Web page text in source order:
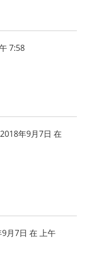
7:58
2018年9月7日 在
月7日 在 上午